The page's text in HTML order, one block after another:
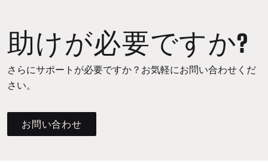
助けが必要ですか?
さらにサポートが必要ですか？お気軽にお問い合わせくだ
さい。
お問い合わせ